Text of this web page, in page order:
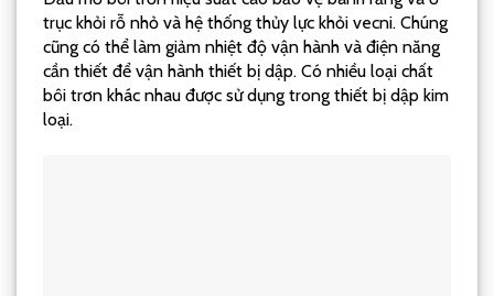
trục khỏi rỗ nhỏ và hệ thống thủy lực khỏi vecni. Chúng
cũng có thể làm giảm nhiệt độ vận hành và điện năng
cần thiết để vận hành thiết bị dập. Có nhiều loại chất
bôi trơn khác nhau được sử dụng trong thiết bị dập kim
loại.